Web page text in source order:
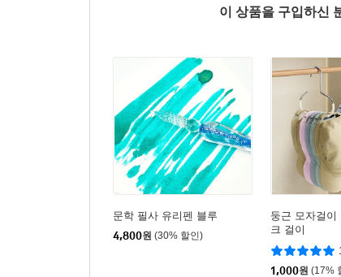
이 상품을 구입하신
문학 필사 유리펜 블루
4,800원 (30% 할인)
둥근 모자걸이
크 걸이
1,000원 (17%